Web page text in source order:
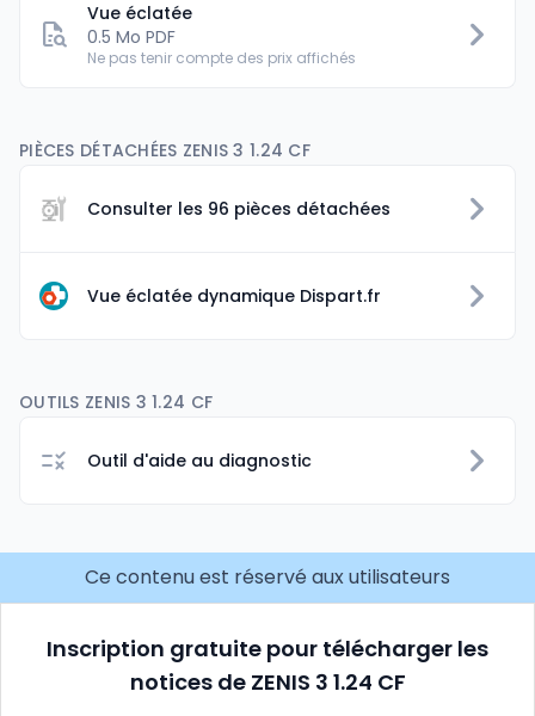
Vue éclatée
0.5 Mo PDF
Ne pas tenir compte des prix affichés
PIÈCES DÉTACHÉES ZENIS 3 1.24 CF
Consulter les 96 pièces détachées
Vue éclatée dynamique Dispart.fr
OUTILS ZENIS 3 1.24 CF
Outil d'aide au diagnostic
Ce contenu est réservé aux utilisateurs
Inscription gratuite pour télécharger les
notices de ZENIS 3 1.24 CF